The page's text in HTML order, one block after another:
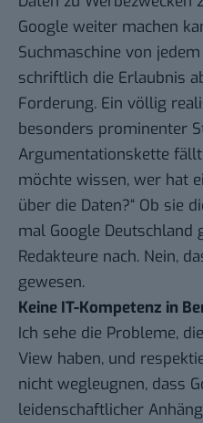
Google weiter machen
Suchmaschine von
schriftlich die Erlaubnis
Forderung. Ein völlig
besonders prominenter
Argumentationskette fällt
möchte wissen, wer hat
über die Daten?“ Ob sie
mal Google Deutschland
Redakteure nach. Nein,
gewesen.
Keine IT-Kompetenz in
Ich sehe die Probleme,
View haben, und
nicht wegleugnen, dass
leidenschaftlicher